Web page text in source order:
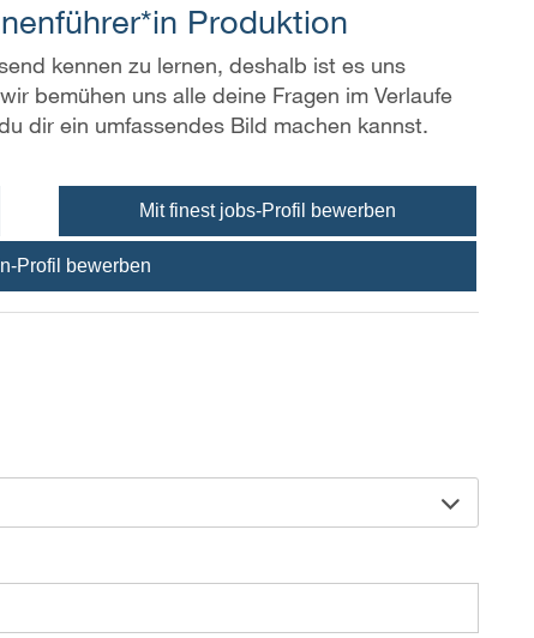
Produktion
kennen zu lernen, deshalb ist es uns
bemühen uns alle deine Fragen im Verlaufe
dir ein umfassendes Bild machen kannst.
Mit finest jobs-Profil bewerben
Profil bewerben